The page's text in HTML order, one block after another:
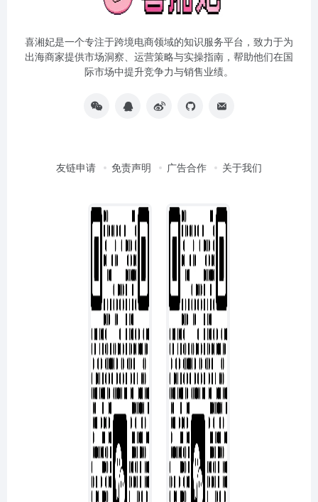
喜湘妃是一个专注于跨境电商领域的知识服务平台，致力于为
出海商家提供市场洞察、运营策略与实操指南，帮助他们在国
际市场中提升竞争力与销售业绩。
友链申请 免责声明 广告合作 关于我们